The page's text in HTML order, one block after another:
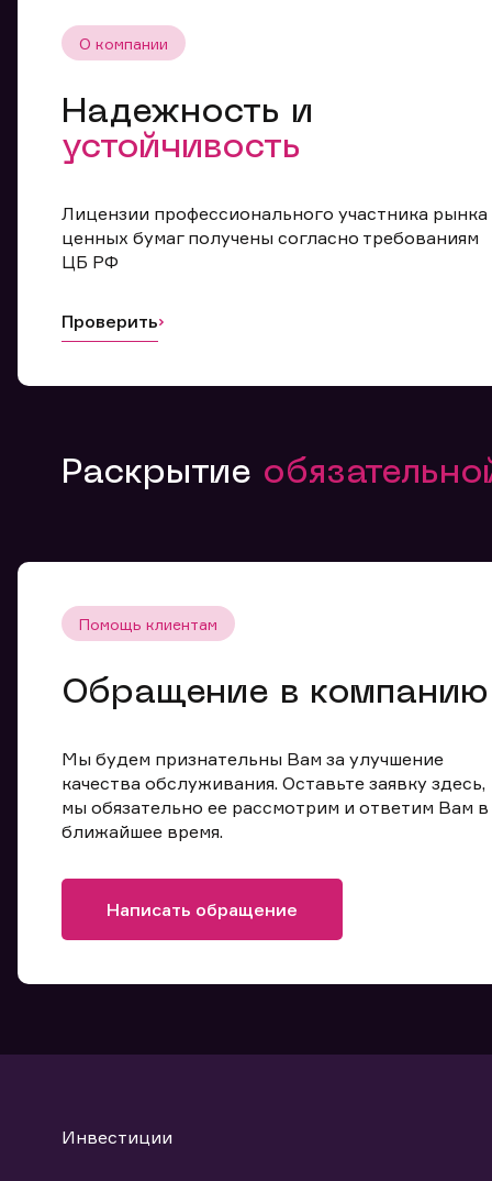
О компании
Надежность и
устойчивость
Лицензии профессионального участника рынка
ценных бумаг получены согласно требованиям
ЦБ РФ
Проверить
Раскрытие
Помощь клиентам
Обращение в компанию
Мы будем признательны Вам за улучшение
качества обслуживания. Оставьте заявку здесь,
мы обязательно ее рассмотрим и ответим Вам в
ближайшее время.
Написать обращение
Инвестиции